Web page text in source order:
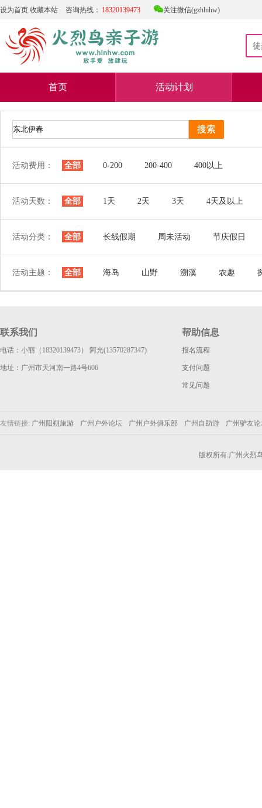
设为首页 收藏本站 咨询热线： 18320139473 关注微信(gzhlnhw)
首页 活动计划
活动费用： 全部 0-200 200-400 400以上
活动天数： 全部 1天 2天 3天 4天及以上
活动分类： 全部 长线假期 周未活动 节庆假日
活动主题： 全部 海岛 山野 溯溪 农趣
联系我们
电话：小丽（18320139473） 阿光(13570287347)
地址：广州市天河南一路4号606
帮助信息
报名流程
支付问题
常见问题
友情链接: 广州阳朔旅游 广州户外论坛 广州户外俱乐部 广州自助游 广州驴友
版权所有:广州火烈